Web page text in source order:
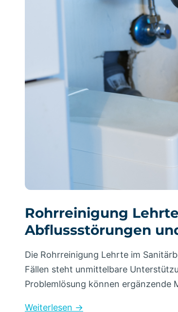
Rohrreinigung
Abflussstörungen
Die Rohrreinigung Lehrte im
Fällen steht unmittelbare
Problemlösung können ergänzende
Weiterlesen →